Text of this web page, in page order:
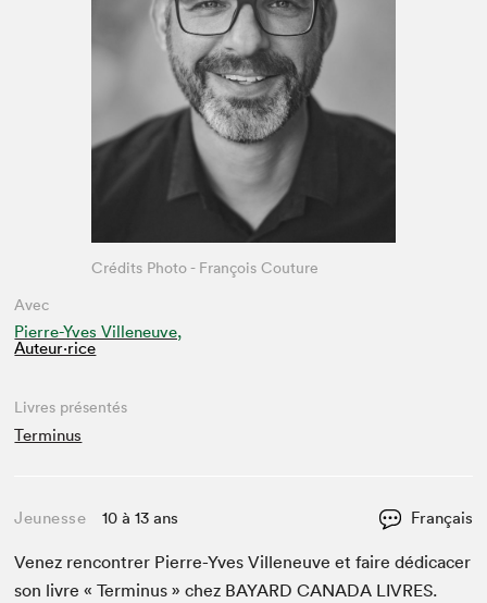
Avec
Pierre-Yves Villeneuve,
Auteur·rice
Crédits Photo - François Couture
Livres présentés
Terminus
Jeunesse 10 à 13 ans Français
Venez ren­con­tr­er Pierre-Yves Vil­leneuve et faire dédi­cac­er
son livre « Ter­mi­nus » chez BAYARD CANA­DA LIVRES.